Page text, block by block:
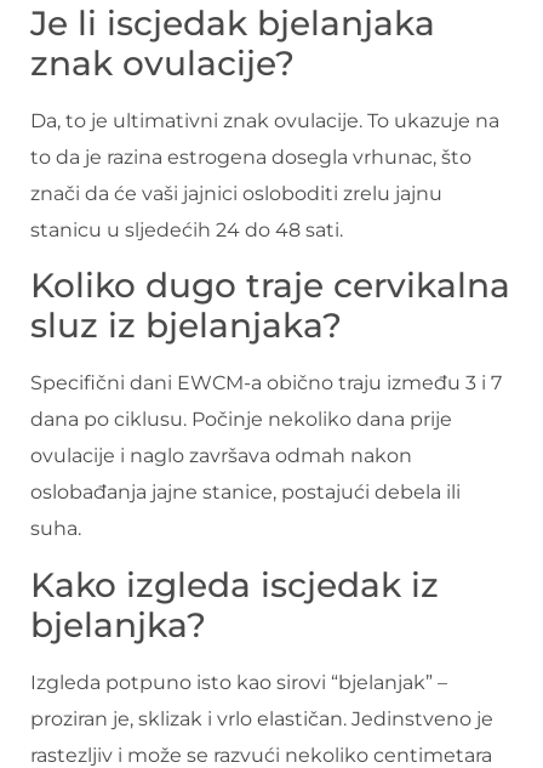
Je li iscjedak bjelanjaka
znak ovulacije?
Da, to je ultimativni znak ovulacije. To ukazuje na
to da je razina estrogena dosegla vrhunac, što
znači da će vaši jajnici osloboditi zrelu jajnu
stanicu u sljedećih 24 do 48 sati.
Koliko dugo traje cervikalna
sluz iz bjelanjaka?
Specifični dani EWCM-a obično traju između 3 i 7
dana po ciklusu. Počinje nekoliko dana prije
ovulacije i naglo završava odmah nakon
oslobađanja jajne stanice, postajući debela ili
suha.
Kako izgleda iscjedak iz
bjelanjka?
Izgleda potpuno isto kao sirovi “bjelanjak” –
proziran je, sklizak i vrlo elastičan. Jedinstveno je
rastezljiv i može se razvući nekoliko centimetara